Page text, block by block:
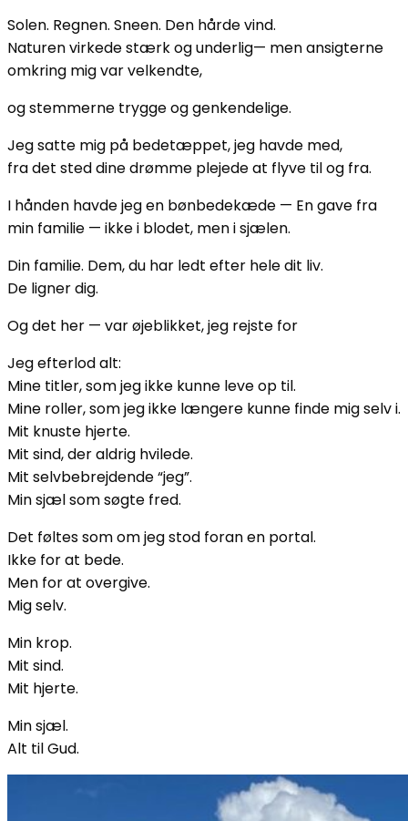
Solen. Regnen. Sneen. Den hårde vind.
Naturen virkede stærk og underlig— men ansigterne
omkring mig var velkendte,
og stemmerne trygge og genkendelige.
Jeg satte mig på bedetæppet, jeg havde med,
fra det sted dine drømme plejede at flyve til og fra.
I hånden havde jeg en bønbedekæde — En gave fra
min familie — ikke i blodet, men i sjælen.
Din familie. Dem, du har ledt efter hele dit liv.
De ligner dig.
Og det her — var øjeblikket, jeg rejste for
Jeg efterlod alt:
Mine titler, som jeg ikke kunne leve op til.
Mine roller, som jeg ikke længere kunne finde mig selv i.
Mit knuste hjerte.
Mit sind, der aldrig hvilede.
Mit selvbebrejdende “jeg”.
Min sjæl som søgte fred.
Det føltes som om jeg stod foran en portal.
Ikke for at bede.
Men for at overgive.
Mig selv.
Min krop.
Mit sind.
Mit hjerte.
Min sjæl.
Alt til Gud.